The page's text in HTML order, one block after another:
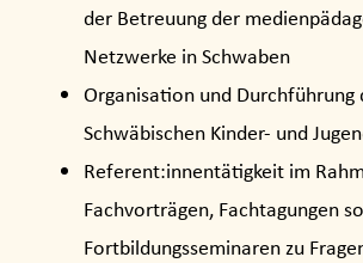
der Betreuung der
Netzwerke in Schwaben
Organisation und Durchführung
Schwäbischen Kinder- und
Referent:innentätigkeit im
Fachvorträgen, Fachtagungen
Fortbildungsseminaren zu